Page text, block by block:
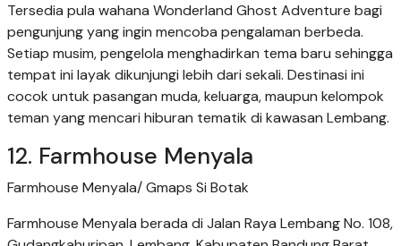
Tersedia pula wahana Wonderland Ghost Adventure bagi
pengunjung yang ingin mencoba pengalaman berbeda.
Setiap musim, pengelola menghadirkan tema baru sehingga
tempat ini layak dikunjungi lebih dari sekali. Destinasi ini
cocok untuk pasangan muda, keluarga, maupun kelompok
teman yang mencari hiburan tematik di kawasan Lembang.
12. Farmhouse Menyala
Farmhouse Menyala/ Gmaps Si Botak
Farmhouse Menyala berada di Jalan Raya Lembang No. 108,